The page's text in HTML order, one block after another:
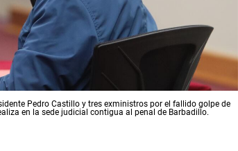
Pedro Castillo y tres exministros por el fallido golpe de
en la sede judicial contigua al penal de Barbadillo.